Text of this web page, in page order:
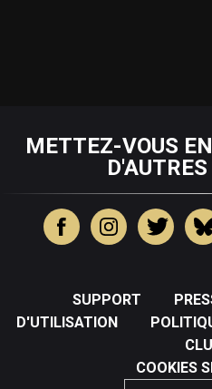
METTEZ-VOUS
SUPPORT
D'UTILISATION
COOKIES